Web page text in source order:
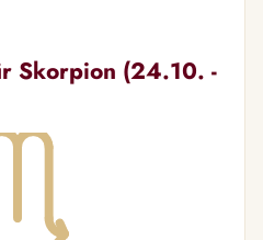
Skorpion (24.10. -